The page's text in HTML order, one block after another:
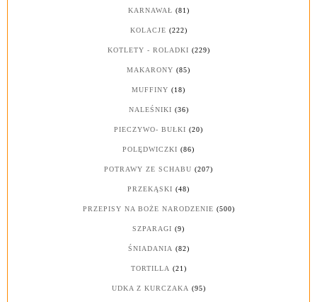
KARNAWAŁ (81)
KOLACJE (222)
KOTLETY - ROLADKI (229)
MAKARONY (85)
MUFFINY (18)
NALEŚNIKI (36)
PIECZYWO- BUŁKI (20)
POLĘDWICZKI (86)
POTRAWY ZE SCHABU (207)
PRZEKĄSKI (48)
PRZEPISY NA BOŻE NARODZENIE (500)
SZPARAGI (9)
ŚNIADANIA (82)
TORTILLA (21)
UDKA Z KURCZAKA (95)